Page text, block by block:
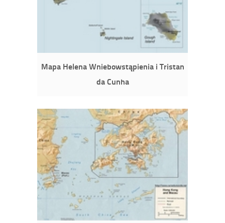
Mapa Helena Wniebowstąpienia i Tristan
da Cunha